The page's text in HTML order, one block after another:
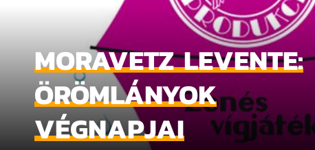
MORAVETZ LEVENTE:
ÖRÖMLÁNYOK
VÉGNAPJAI